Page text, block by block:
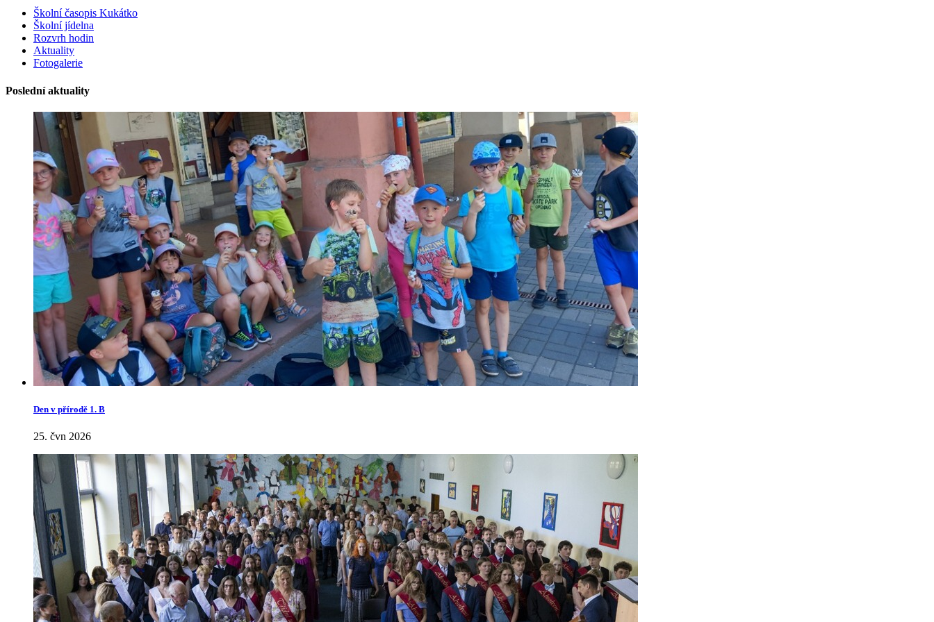
Školní časopis Kukátko
Školní jídelna
Rozvrh hodin
Aktuality
Fotogalerie
Poslední aktuality
Den v přírodě 1. B
25. čvn 2026